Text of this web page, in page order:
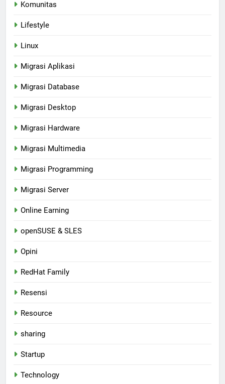
Komunitas
Lifestyle
Linux
Migrasi Aplikasi
Migrasi Database
Migrasi Desktop
Migrasi Hardware
Migrasi Multimedia
Migrasi Programming
Migrasi Server
Online Earning
openSUSE & SLES
Opini
RedHat Family
Resensi
Resource
sharing
Startup
Technology